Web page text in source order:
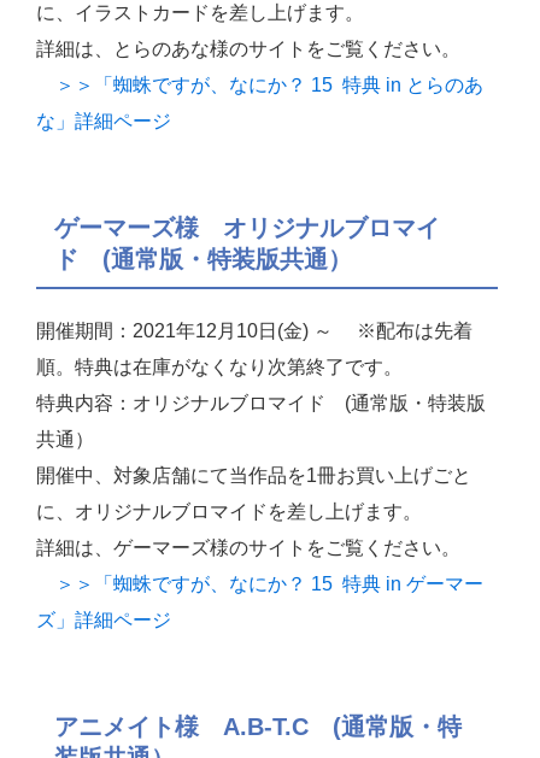
に、イラストカードを差し上げます。
詳細は、とらのあな様のサイトをご覧ください。
＞＞「蜘蛛ですが、なにか？ 15 特典 in とらのあ
な」詳細ページ
ゲーマーズ様 オリジナルブロマイ
ド (通常版・特装版共通）
開催期間：2021年12月10日(金) ～ ※配布は先着
順。特典は在庫がなくなり次第終了です。
特典内容：オリジナルブロマイド (通常版・特装版
共通）
開催中、対象店舗にて当作品を1冊お買い上げごと
に、オリジナルブロマイドを差し上げます。
詳細は、ゲーマーズ様のサイトをご覧ください。
＞＞「蜘蛛ですが、なにか？ 15 特典 in ゲーマー
ズ」詳細ページ
アニメイト様 A.B-T.C (通常版・特